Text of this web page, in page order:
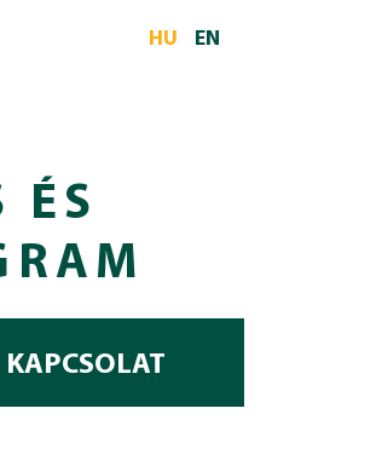
HU
EN
ÉS
KAPCSOLAT